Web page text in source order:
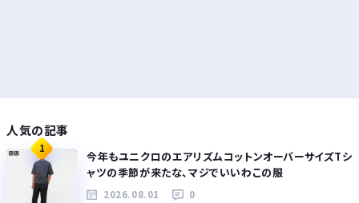
人気の記事
1
今年もユニクロのエアリズムコットンオーバーサイズTシ
ャツの季節が来たな、マジでいいわこの服
2026.08.01 0